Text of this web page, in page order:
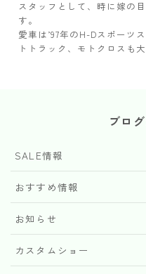
スタッフとして、時に嫁の
す。
愛車は’97年のH-Dスポーツ
トトラック、モトクロスも
ブロ
SALE情報
おすすめ情報
お知らせ
カスタムショー